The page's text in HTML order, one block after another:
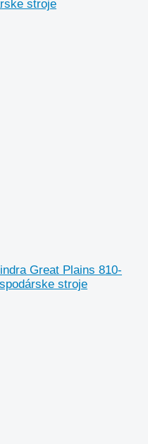
stroje
Great Plains 810-
stroje